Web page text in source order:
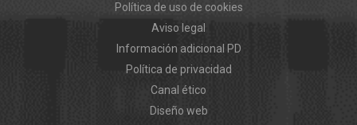
Política de uso de cookies
Aviso legal
Información adicional PD
Política de privacidad
Canal ético
Diseño web